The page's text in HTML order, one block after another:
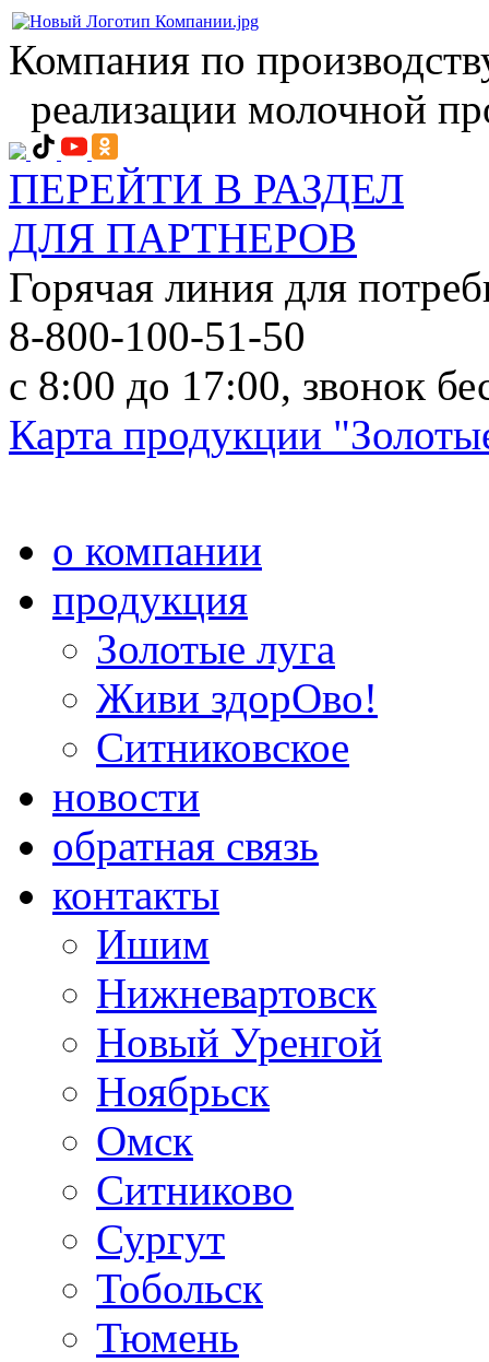
Компания по
реализации молочной
ПЕРЕЙТИ В РАЗДЕЛ
ДЛЯ ПАРТНЕРОВ
Горячая линия для
8-800-100-51-50
с 8:00 до 17:00, звонок
Карта продукции
о компании
продукция
Золотые луга
Живи здорОво!
Ситниковское
новости
обратная связь
контакты
Ишим
Нижневартовск
Новый Уренгой
Ноябрьск
Омск
Ситниково
Сургут
Тобольск
Тюмень